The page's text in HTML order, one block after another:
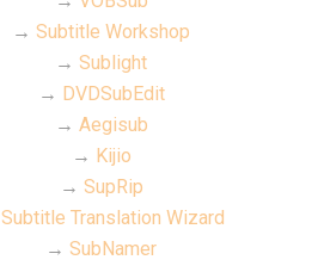
→ Subtitle Workshop
→ Sublight
→ DVDSubEdit
→ Aegisub
→ Kijio
→ SupRip
Subtitle Translation Wizard
→ SubNamer